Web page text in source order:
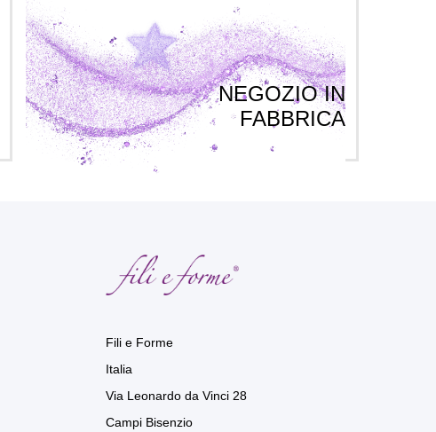
NEGOZIO IN
FABBRICA
Fili e Forme
Italia
Via Leonardo da Vinci 28
Campi Bisenzio